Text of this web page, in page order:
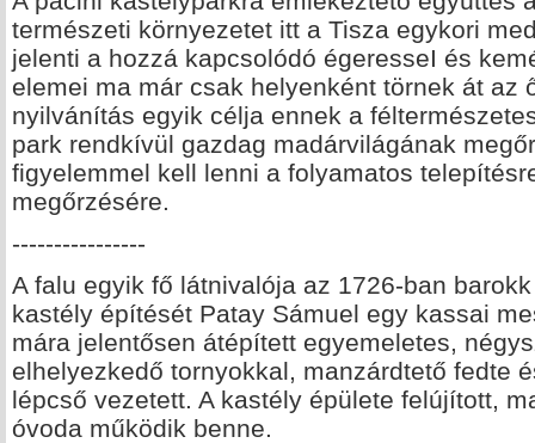
természeti környezetet itt a Tisza egykori
jelenti a hozzá kapcsolódó égeresseI és
elemei ma már csak helyenként törnek át az
nyilvánítás egyik célja ennek a
park rendkívül gazdag madárvilágának
figyelemmel kell lenni a folyamatos
megőrzésére.
----------------
A falu egyik fő látnivalója az 1726-ban
kastély építését Patay Sámuel egy kassai
mára jelentősen átépített egyemeletes,
elhelyezkedő tornyokkal, manzárdtető fedte
lépcső vezetett. A kastély épülete felújított,
óvoda működik benne.